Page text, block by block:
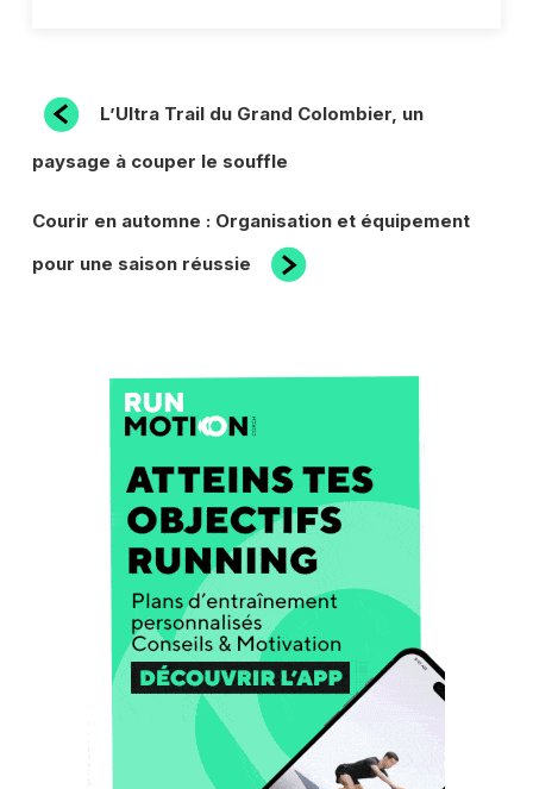
NAVIGATION
DE
Article
précédent
L’Ultra Trail du Grand Colombier, un
paysage à couper le souffle
Article
Courir en automne : Organisation et équipement
pour une saison réussie